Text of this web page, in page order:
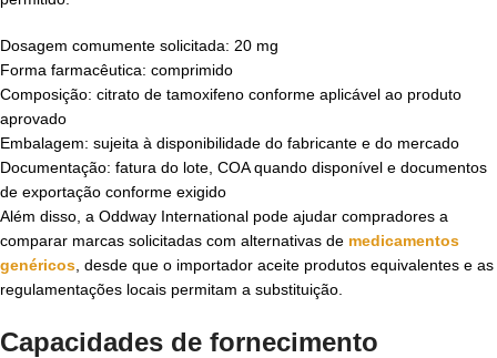
Dosagem comumente solicitada: 20 mg
Forma farmacêutica: comprimido
Composição: citrato de tamoxifeno conforme aplicável ao produto
aprovado
Embalagem: sujeita à disponibilidade do fabricante e do mercado
Documentação: fatura do lote, COA quando disponível e documentos
de exportação conforme exigido
Além disso, a Oddway International pode ajudar compradores a
comparar marcas solicitadas com alternativas de medicamentos
genéricos , desde que o importador aceite produtos equivalentes e as
regulamentações locais permitam a substituição.
Capacidades de fornecimento